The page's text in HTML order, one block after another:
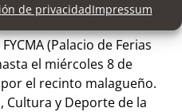
de privacidadImpressum
otros.
(Palacio de Ferias
el miércoles 8 de
el recinto malagueño.
Cultura y Deporte de la